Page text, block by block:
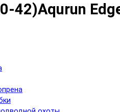
42)Aqurun